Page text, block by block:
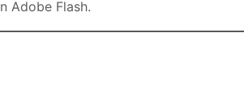
Adobe Flash.